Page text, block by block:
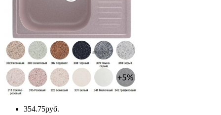
354.75руб.